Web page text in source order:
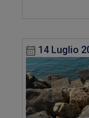
14 Luglio